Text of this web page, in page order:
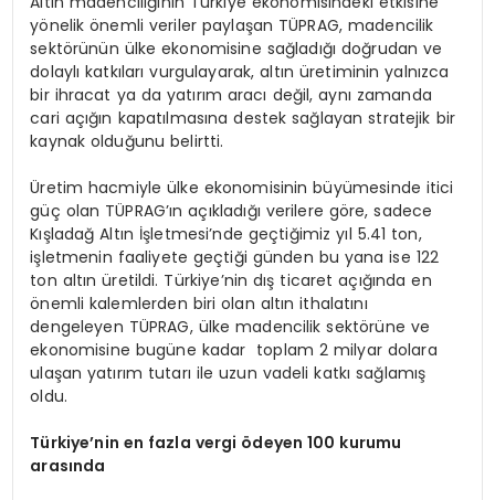
yönelik önemli veriler paylaşan TÜPRAG, madencilik
sektörünün ülke ekonomisine sağladığı doğrudan ve
dolaylı katkıları vurgulayarak, altın üretiminin yalnızca
bir ihracat ya da yatırım aracı değil, aynı zamanda
cari açığın kapatılmasına destek sağlayan stratejik bir
kaynak olduğunu belirtti.
Üretim hacmiyle ülke ekonomisinin büyümesinde itici
güç olan TÜPRAG’ın açıkladığı verilere göre, sadece
Kışladağ Altın İşletmesi’nde geçtiğimiz yıl 5.41 ton,
işletmenin faaliyete geçtiği günden bu yana ise 122
ton altın üretildi. Türkiye’nin dış ticaret açığında en
önemli kalemlerden biri olan altın ithalatını
dengeleyen TÜPRAG, ülke madencilik sektörüne ve
ekonomisine bugüne kadar toplam 2 milyar dolara
ulaşan yatırım tutarı ile uzun vadeli katkı sağlamış
oldu.
Türkiye’nin en fazla vergi ödeyen 100 kurumu
arasında